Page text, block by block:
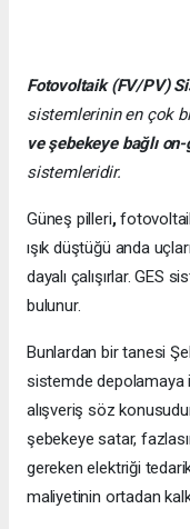
Fotovoltaik (FV/PV)
sistemlerinin en çok
ve şebekeye bağlı
sistemleridir.
Güneş pilleri,
ışık düştüğü anda
dayalı çalışırlar. GES
bulunur.
Bunlardan bir tanesi
sistemde depolamaya
alışveriş söz
şebekeye satar,
gereken elektriği
maliyetinin ortadan